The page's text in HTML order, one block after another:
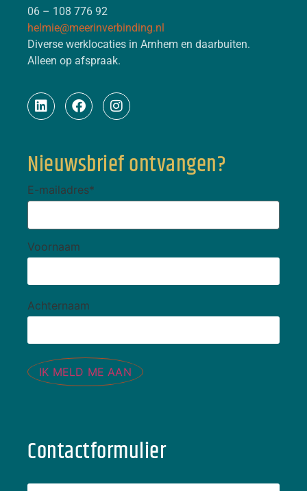
06 – 108 776 92
helmie@meerinverbinding.nl
Diverse werklocaties in Arnhem en daarbuiten.
Alleen op afspraak.
Nieuwsbrief ontvangen?
E-mailadres*
Voornaam
Achternaam
IK MELD ME AAN
Contactformulier